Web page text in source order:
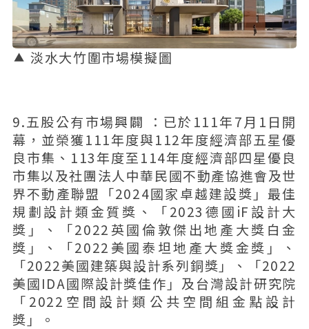
淡水大竹圍市場模擬圖
9.五股公有市場興闢 ：已於111年7月1日開
幕，並榮獲111年度與112年度經濟部五星優
良市集、113年度至114年度經濟部四星優良
市集以及社團法人中華民國不動產協進會及世
界不動產聯盟「2024國家卓越建設獎」最佳
規劃設計類金質獎、「2023德國iF設計大
獎」、「2022英國倫敦傑出地產大獎白金
獎」、「2022美國泰坦地產大獎金獎」、
「2022美國建築與設計系列銅獎」、「2022
美國IDA國際設計獎佳作」及台灣設計研究院
「2022空間設計類公共空間組金點設計
獎」。